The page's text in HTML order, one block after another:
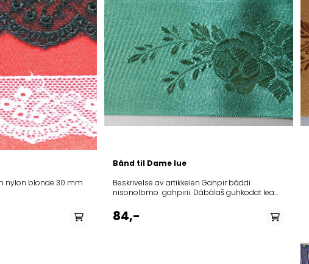
Bånd til Dame lue
Beskrivelse av artikkelen Gahpir báddi
nisonolbmo gahpirii. Dábálaš guhkodat lea
Vanlig lengde er mellom120-150cm.
Avnnas/Materiale: Polyester Govdodat/Bredde:
84,-